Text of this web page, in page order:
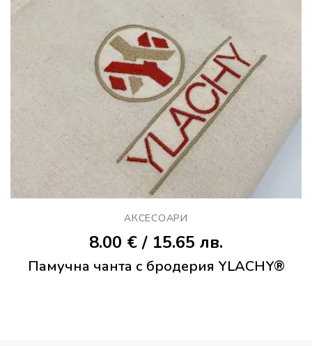
АКСЕСОАРИ
8.00 €/ 15.65 лв.
Памучна чанта с бродерия YLACHY®